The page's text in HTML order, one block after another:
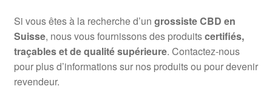
Si vous êtes à la recherche d’un grossiste CBD en
Suisse, nous vous fournissons des produitscertifiés,
traçables et de qualité supérieure. Contactez-nous
pour plus d’informations sur nos produits ou pour devenir
revendeur.